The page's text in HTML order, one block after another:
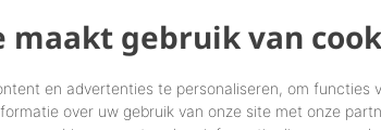
maakt gebruik van
en advertenties te personaliseren, om
over uw gebruik van onze site met onze